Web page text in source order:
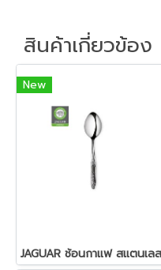
สินค้าเกี่ยวข้อง
New